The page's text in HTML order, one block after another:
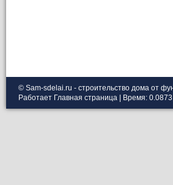
© Sam-sdelai.ru - строительство дома от
Работает Главная страница | Время: